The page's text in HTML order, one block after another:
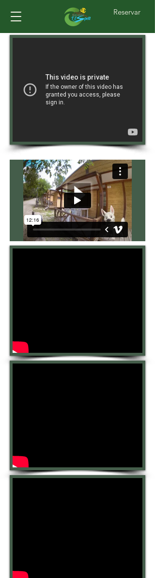
Reservar